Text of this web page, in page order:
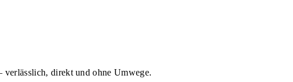
verlässlich, direkt und ohne Umwege.